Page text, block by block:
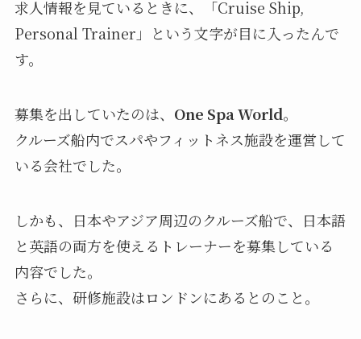
求人情報を見ているときに、「Cruise Ship,
Personal Trainer」という文字が目に入ったんで
す。
募集を出していたのは、 One Spa World。
クルーズ船内でスパやフィットネス施設を運営して
いる会社でした。
しかも、日本やアジア周辺のクルーズ船で、日本語
と英語の両方を使えるトレーナーを募集している
内容でした。
さらに、研修施設はロンドンにあるとのこと。